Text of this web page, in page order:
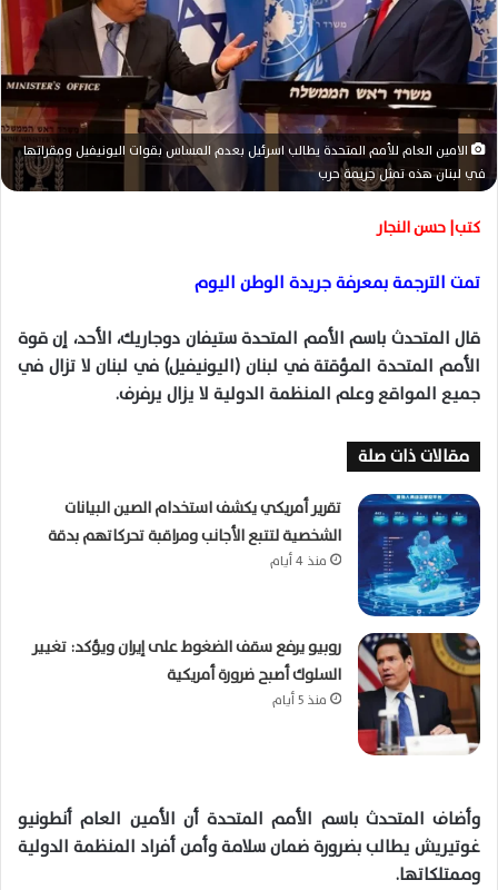
ر
ي
د
ا
إ
ك
ت
ن
ا
الامين العام للأمم المتحدة يطالب اسرئيل بعدم المساس بقوات اليونيفيل ومقراتها
في لبنان هذه تمثل جريمة حرب
كتب| حسن النجار
تمت الترجمة بمعرفة جريدة الوطن اليوم
قال المتحدث باسم الأمم المتحدة ستيفان دوجاريك، الأحد، إن قوة
الأمم المتحدة المؤقتة في لبنان (اليونيفيل) في لبنان لا تزال في
جميع المواقع وعلم المنظمة الدولية لا يزال يرفرف.
مقالات ذات صلة
تقرير أمريكي يكشف استخدام الصين البيانات
الشخصية لتتبع الأجانب ومراقبة تحركاتهم بدقة
منذ 4 أيام
روبيو يرفع سقف الضغوط على إيران ويؤكد: تغيير
السلوك أصبح ضرورة أمريكية
منذ 5 أيام
وأضاف المتحدث باسم الأمم المتحدة أن الأمين العام أنطونيو
غوتيريش يطالب بضرورة ضمان سلامة وأمن أفراد المنظمة الدولية
وممتلكاتها.